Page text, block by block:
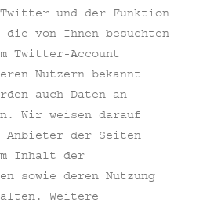
Twitter und der Funktion
die von Ihnen besuchten
Twitter-Account
Nutzern bekannt
auch Daten an
Wir weisen darauf
der Seiten
Inhalt der
sowie deren Nutzung
Weitere